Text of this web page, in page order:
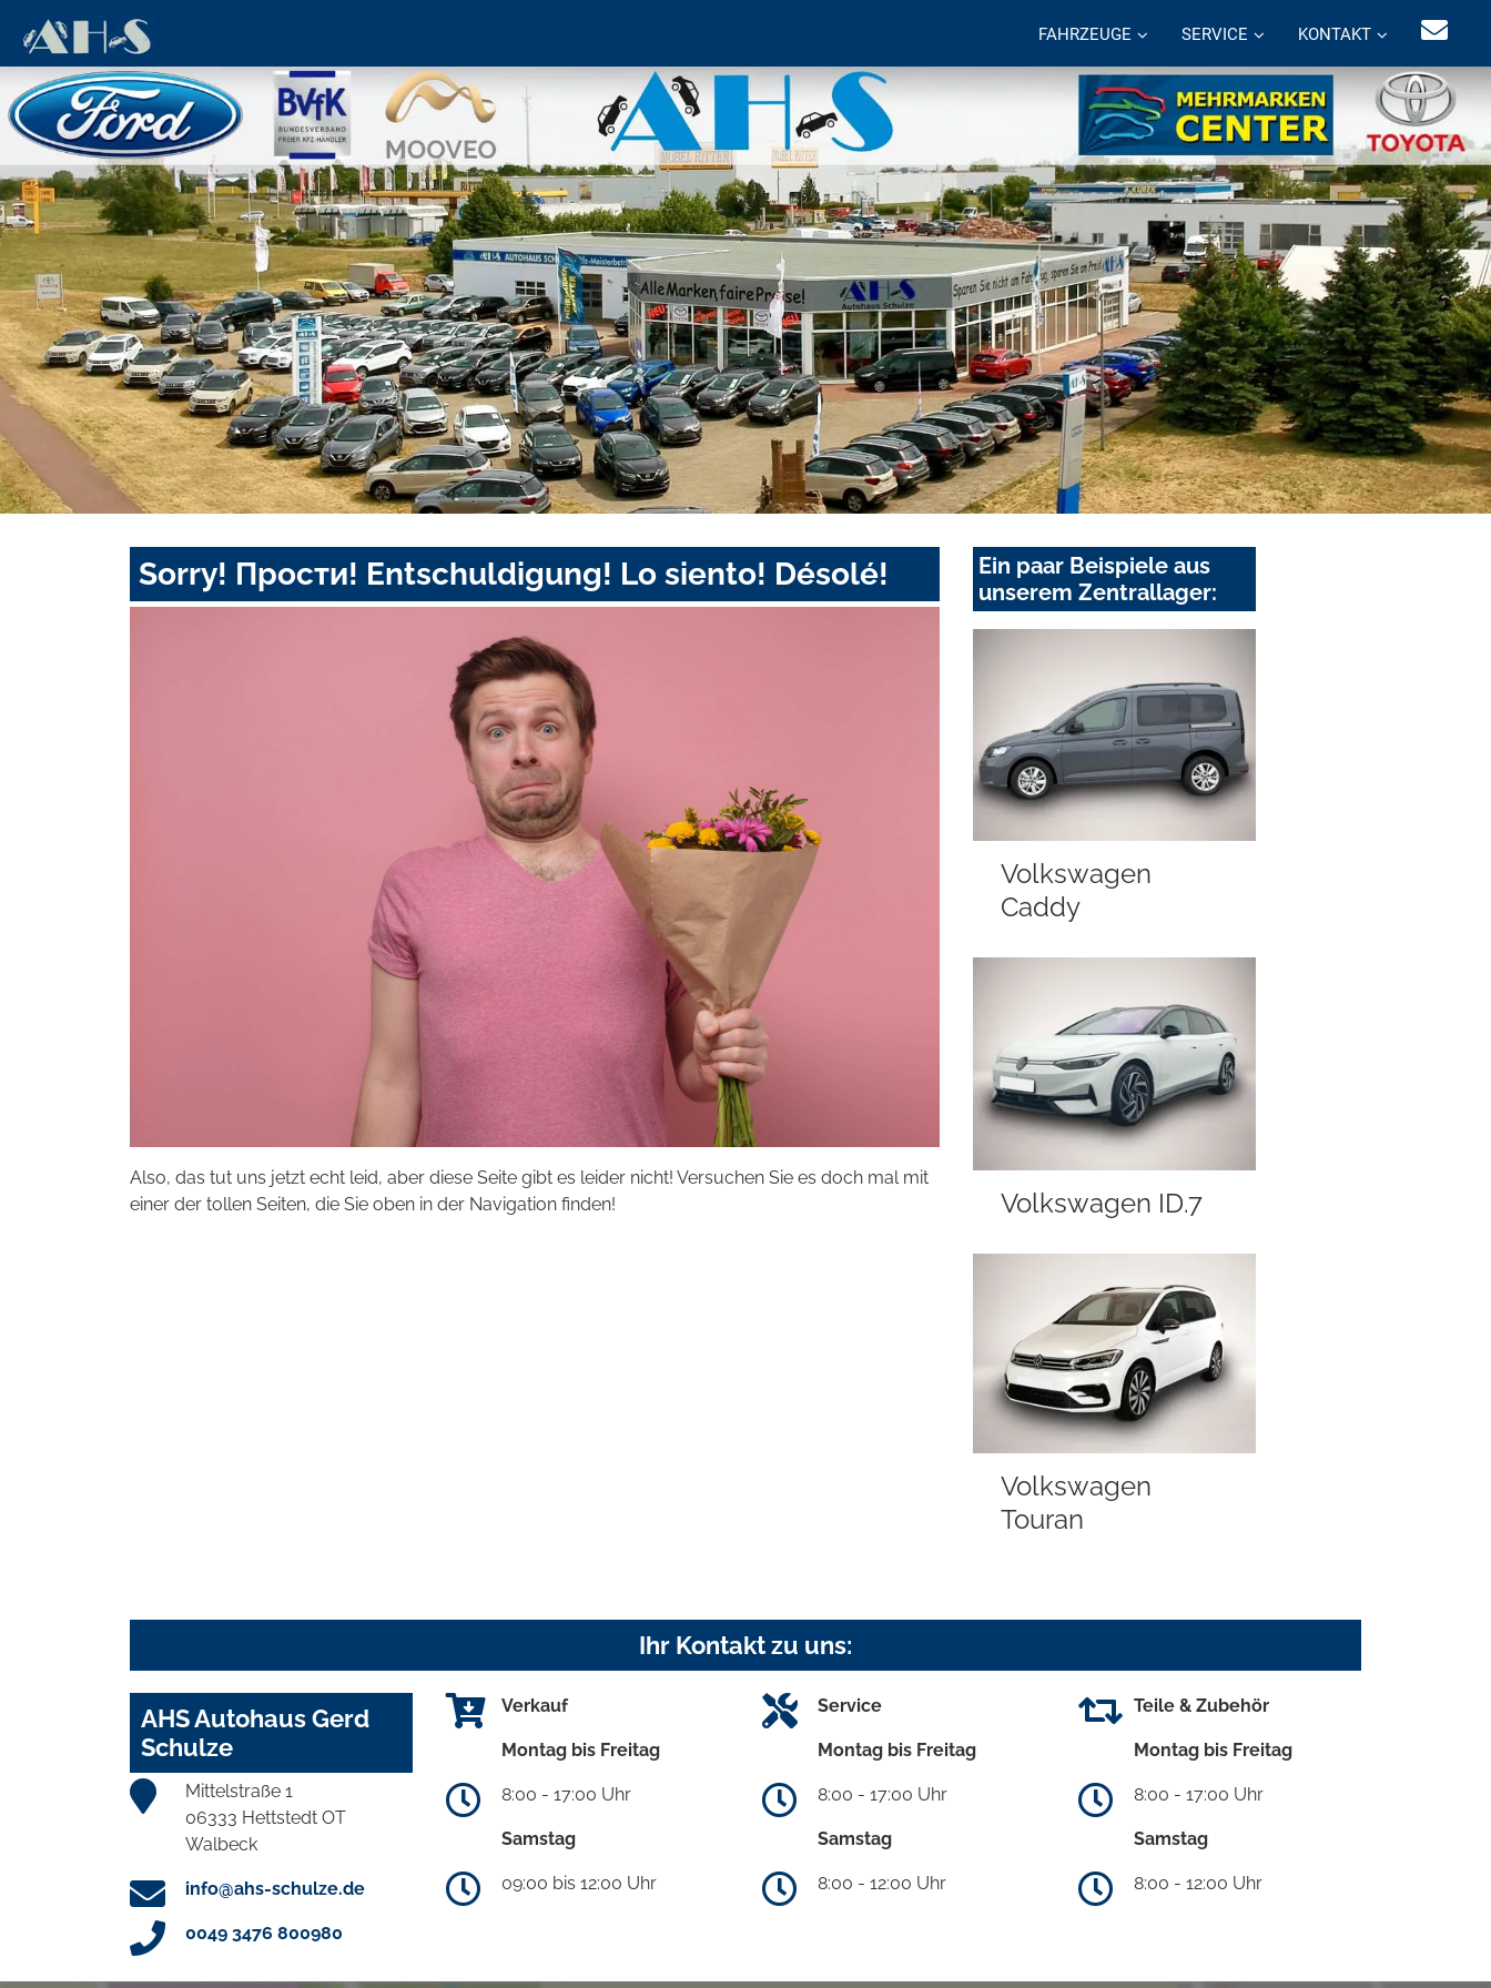
FAHRZEUGE SERVICE KONTAKT
Sorry! Прости! Entschuldigung! Lo siento! Désolé!
Also, das tut uns jetzt echt leid, aber diese Seite gibt es leider nicht! Versuchen Sie es doch mal mit
einer der tollen Seiten, die Sie oben in der Navigation finden!
Ein paar Beispiele aus
unserem Zentrallager:
Volkswagen
Caddy
Volkswagen ID.7
Volkswagen
Touran
Ihr Kontakt zu uns:
AHS Autohaus Gerd
Schulze
Mittelstraße 1
06333 Hettstedt OT
Walbeck
info@ahs-schulze.de
0049 3476 800980
Verkauf
Montag bis Freitag
8:00 - 17:00 Uhr
Samstag
09:00 bis 12:00 Uhr
Service
Montag bis Freitag
8:00 - 17:00 Uhr
Samstag
8:00 - 12:00 Uhr
Teile & Zubehör
Montag bis Freitag
8:00 - 17:00 Uhr
Samstag
8:00 - 12:00 Uhr